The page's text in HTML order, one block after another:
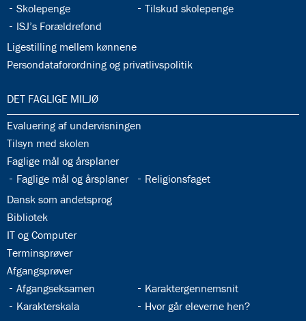
32.33:
Skolepenge 32.34:
Tilskud skolepenge
32.35:
ISJ’s Forældrefond
32.36:
Ligestilling mellem kønnene
32.37:
Persondataforordning og privatlivspolitik
33.0:
DET FAGLIGE MILJØ
33.1:
Evaluering af undervisningen
33.2:
Tilsyn med skolen
33.3:
Faglige mål og årsplaner
33.4:
Faglige mål og årsplaner 33.5:
Religionsfaget
33.6:
Dansk som andetsprog
33.7:
Bibliotek
33.8:
IT og Computer
33.9:
Terminsprøver
33.10:
Afgangsprøver
33.11:
Afgangseksamen 33.12:
Karaktergennemsnit
33.13:
Karakterskala 33.14:
Hvor går eleverne hen?